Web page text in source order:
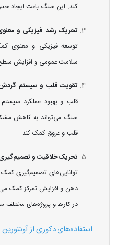
کند. این سنگ باعث ایجاد
تحریک رشد فیزیکی و
توسعه فیزیکی و معنوی
سلامت عمومی و افزایش
تقویت قلب و سیستم
قلب و بهبود عملکرد
سنگ می‌تواند به کاهش
قلب و عروق کمک کند.
تحریک خلاقیت و
توانایی‌های تصمیم‌گیری
ذهن و افزایش تمرکز کمک
در کارها و پروژه‌های مختلف
استفاده‌های دکوری از